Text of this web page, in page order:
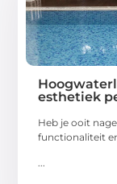
esthetiek
Heb je ooit
functionaliteit
...